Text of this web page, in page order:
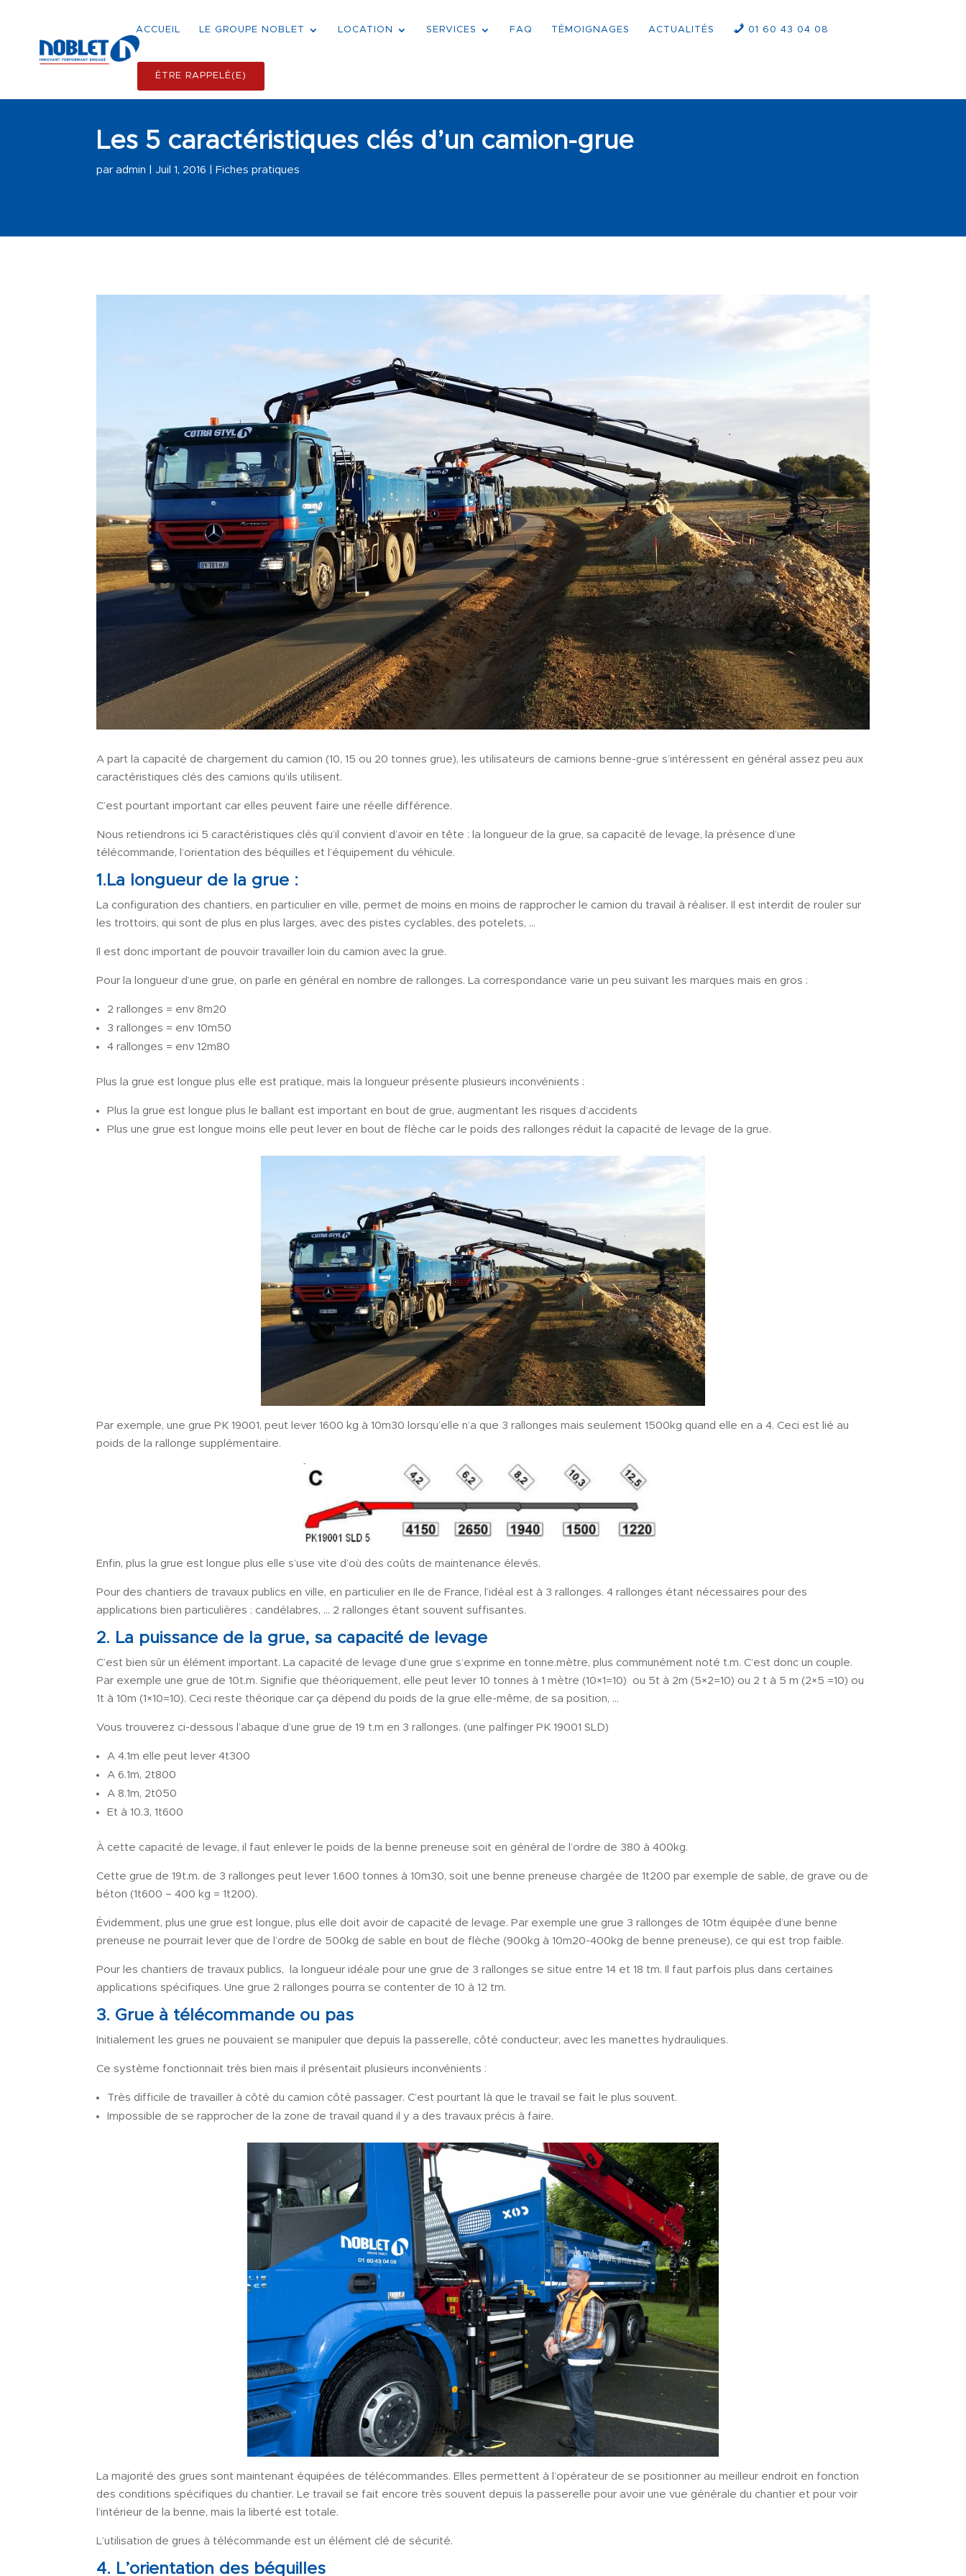
ACCUEIL LE GROUPE NOBLET LOCATION SERVICES FAQ TÉMOIGNAGES ACTUALITÉS 01 60 43 04 08
ÊTRE RAPPELÉ(E)
Les 5 caractéristiques clés d’un camion-grue
paradmin |Juil 1, 2016 |Fiches pratiques
A part la capacité de chargement du camion (10, 15 ou 20 tonnes grue), les utilisateurs de camions benne-grue s’intéressent en général assez peu aux
caractéristiques clés des camions qu’ils utilisent.
C’est pourtant important car elles peuvent faire une réelle différence.
Nous retiendrons ici 5 caractéristiques clés qu’il convient d’avoir en tête : la longueur de la grue, sa capacité de levage, la présence d’une
télécommande, l’orientation des béquilles et l’équipement du véhicule.
1.La longueur de la grue :
La configuration des chantiers, en particulier en ville, permet de moins en moins de rapprocher le camion du travail à réaliser. Il est interdit de rouler sur
les trottoirs, qui sont de plus en plus larges, avec des pistes cyclables, des potelets, …
Il est donc important de pouvoir travailler loin du camion avec la grue.
Pour la longueur d’une grue, on parle en général en nombre de rallonges. La correspondance varie un peu suivant les marques mais en gros :
2 rallonges = env 8m20
3 rallonges = env 10m50
4 rallonges = env 12m80
Plus la grue est longue plus elle est pratique, mais la longueur présente plusieurs inconvénients :
Plus la grue est longue plus le ballant est important en bout de grue, augmentant les risques d’accidents
Plus une grue est longue moins elle peut lever en bout de flèche car le poids des rallonges réduit la capacité de levage de la grue.
Par exemple, une grue PK 19001, peut lever 1600 kg à 10m30 lorsqu’elle n’a que 3 rallonges mais seulement 1500kg quand elle en a 4. Ceci est lié au
poids de la rallonge supplémentaire.
Enfin, plus la grue est longue plus elle s’use vite d’où des coûts de maintenance élevés.
Pour des chantiers de travaux publics en ville, en particulier en Ile de France, l’idéal est à 3 rallonges. 4 rallonges étant nécessaires pour des
applications bien particulières : candélabres, … 2 rallonges étant souvent suffisantes.
2. La puissance de la grue, sa capacité de levage
C’est bien sûr un élément important. La capacité de levage d’une grue s’exprime en tonne.mètre, plus communément noté t.m. C’est donc un couple.
Par exemple une grue de 10t.m. Signifie que théoriquement, elle peut lever 10 tonnes à 1 mètre (10×1=10) ou 5t à 2m (5×2=10) ou 2 t à 5 m (2×5 =10) ou
1t à 10m (1×10=10). Ceci reste théorique car ça dépend du poids de la grue elle-même, de sa position, …
Vous trouverez ci-dessous l’abaque d’une grue de 19 t.m en 3 rallonges. (une palfinger PK 19001 SLD)
A 4.1m elle peut lever 4t300
A 6.1m, 2t800
A 8.1m, 2t050
Et à 10.3, 1t600
À cette capacité de levage, il faut enlever le poids de la benne preneuse soit en général de l’ordre de 380 à 400kg.
Cette grue de 19t.m. de 3 rallonges peut lever 1.600 tonnes à 10m30, soit une benne preneuse chargée de 1t200 par exemple de sable, de grave ou de
béton (1t600 – 400 kg = 1t200).
Évidemment, plus une grue est longue, plus elle doit avoir de capacité de levage. Par exemple une grue 3 rallonges de 10tm équipée d’une benne
preneuse ne pourrait lever que de l’ordre de 500kg de sable en bout de flèche (900kg à 10m20-400kg de benne preneuse), ce qui est trop faible.
Pour les chantiers de travaux publics, la longueur idéale pour une grue de 3 rallonges se situe entre 14 et 18 tm. Il faut parfois plus dans certaines
applications spécifiques. Une grue 2 rallonges pourra se contenter de 10 à 12 tm.
3. Grue à télécommande ou pas
Initialement les grues ne pouvaient se manipuler que depuis la passerelle, côté conducteur, avec les manettes hydrauliques.
Ce système fonctionnait très bien mais il présentait plusieurs inconvénients :
Très difficile de travailler à côté du camion côté passager. C’est pourtant là que le travail se fait le plus souvent.
Impossible de se rapprocher de la zone de travail quand il y a des travaux précis à faire.
La majorité des grues sont maintenant équipées de télécommandes. Elles permettent à l’opérateur de se positionner au meilleur endroit en fonction
des conditions spécifiques du chantier. Le travail se fait encore très souvent depuis la passerelle pour avoir une vue générale du chantier et pour voir
l’intérieur de la benne, mais la liberté est totale.
L’utilisation de grues à télécommande est un élément clé de sécurité.
4. L’orientation des béquilles